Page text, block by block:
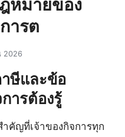
หมายของ
ารต
2026
ษีและข้อ
ารต้องรู้
ำคัญที่เจ้าของกิจการทุก